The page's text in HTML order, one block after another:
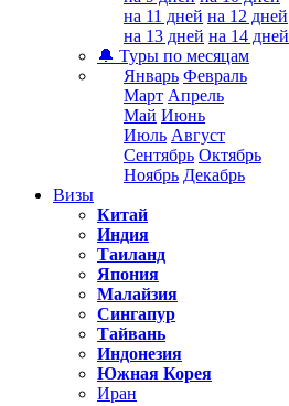
на 11 дней на 12 дней
на 13 дней на 14 дней
🔔 Туры по месяцам
Январь Февраль
Март Апрель
Май Июнь
Июль Август
Сентябрь Октябрь
Ноябрь Декабрь
Визы
Китай
Индия
Таиланд
Япония
Малайзия
Сингапур
Тайвань
Индонезия
Южная Корея
Иран